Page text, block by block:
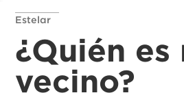
Estelar
¿Quién es
vecino?